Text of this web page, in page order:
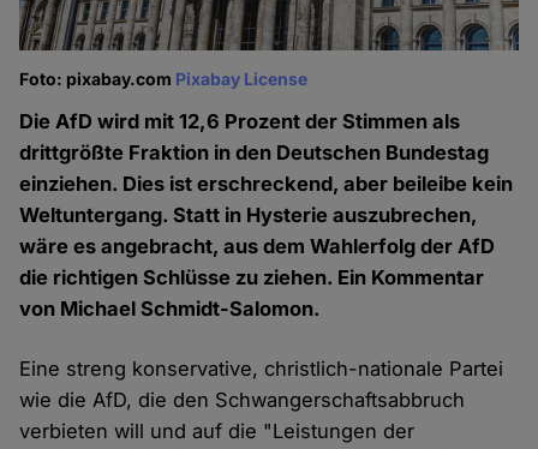
Foto: pixabay.com Pixabay License
Die AfD wird mit 12,6 Prozent der Stimmen als
drittgrößte Fraktion in den Deutschen Bundestag
einziehen. Dies ist erschreckend, aber beileibe kein
Weltuntergang. Statt in Hysterie auszubrechen,
wäre es angebracht, aus dem Wahlerfolg der AfD
die richtigen Schlüsse zu ziehen. Ein Kommentar
von Michael Schmidt-Salomon.
Eine streng konservative, christlich-nationale Partei
wie die AfD, die den Schwangerschaftsabbruch
verbieten will und auf die "Leistungen der